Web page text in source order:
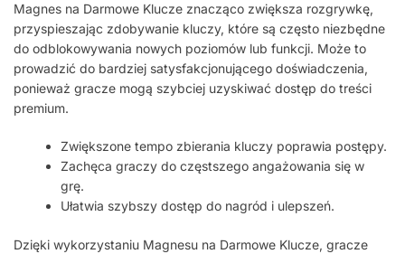
Magnes na Darmowe Klucze znacząco zwiększa rozgrywkę,
przyspieszając zdobywanie kluczy, które są często niezbędne
do odblokowywania nowych poziomów lub funkcji. Może to
prowadzić do bardziej satysfakcjonującego doświadczenia,
ponieważ gracze mogą szybciej uzyskiwać dostęp do treści
premium.
Zwiększone tempo zbierania kluczy poprawia postępy.
Zachęca graczy do częstszego angażowania się w
grę.
Ułatwia szybszy dostęp do nagród i ulepszeń.
Dzięki wykorzystaniu Magnesu na Darmowe Klucze, gracze